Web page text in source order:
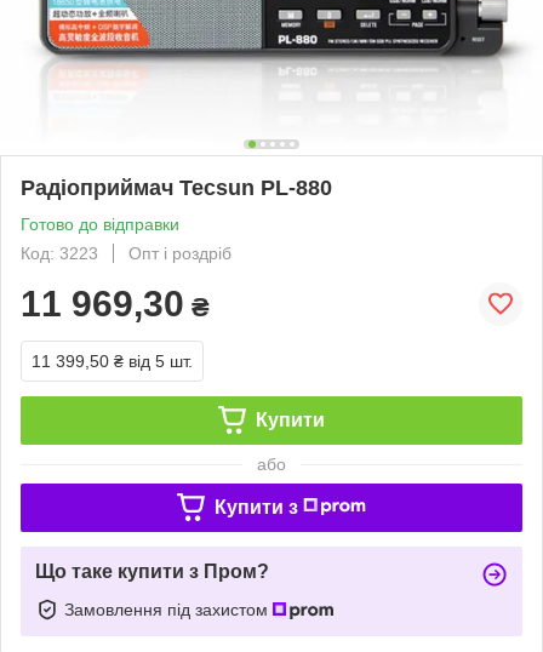
Радіоприймач Tecsun PL-880
Готово до відправки
Код: 3223
Опт і роздріб
11 969,30 ₴
11 399,50 ₴ від 5 шт.
Купити
або
Купити з
Що таке купити з Пром?
Замовлення під захистом